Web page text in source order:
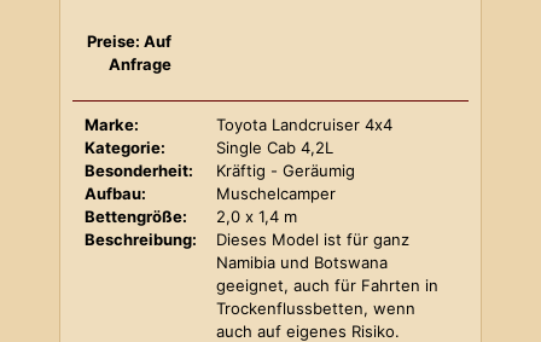
Preise: Auf
Anfrage
Marke:
Toyota Landcruiser 4x4
Kategorie:
Single Cab 4,2L
Besonderheit:
Kräftig - Geräumig
Aufbau:
Muschelcamper
Bettengröße:
2,0 x 1,4 m
Beschreibung:
Dieses Model ist für ganz
Namibia und Botswana
geeignet, auch für Fahrten in
Trockenflussbetten, wenn
auch auf eigenes Risiko.